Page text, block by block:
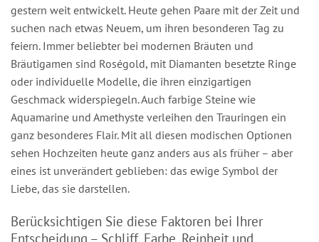
gestern weit entwickelt. Heute gehen Paare mit der Zeit und
suchen nach etwas Neuem, um ihren besonderen Tag zu
feiern. Immer beliebter bei modernen Bräuten und
Bräutigamen sind Roségold, mit Diamanten besetzte Ringe
oder individuelle Modelle, die ihren einzigartigen
Geschmack widerspiegeln. Auch farbige Steine wie
Aquamarine und Amethyste verleihen den Trauringen ein
ganz besonderes Flair. Mit all diesen modischen Optionen
sehen Hochzeiten heute ganz anders aus als früher – aber
eines ist unverändert geblieben: das ewige Symbol der
Liebe, das sie darstellen.
Berücksichtigen Sie diese Faktoren bei Ihrer
Entscheidung – Schliff, Farbe, Reinheit und